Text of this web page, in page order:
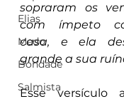
Elias
Medo
Bondade
Salmista
sopraram os
com ímpeto
casa, e ela
grande a sua
Esse versículo